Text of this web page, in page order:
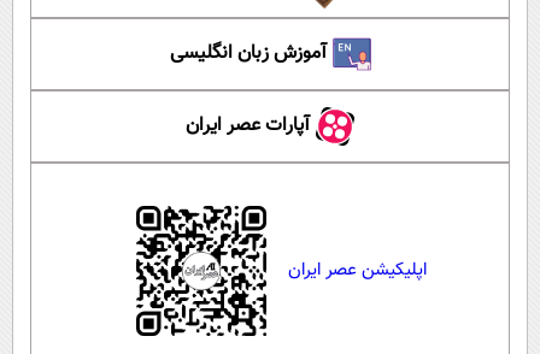
آموزش زبان انگلیسی
آپارات عصر ایران
اپلیکیشن عصر ایران